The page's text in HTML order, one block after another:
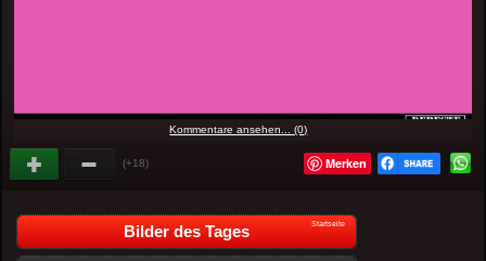
Kommentare ansehen... (0)
(+18) Merken
Bilder des Tages Startseite